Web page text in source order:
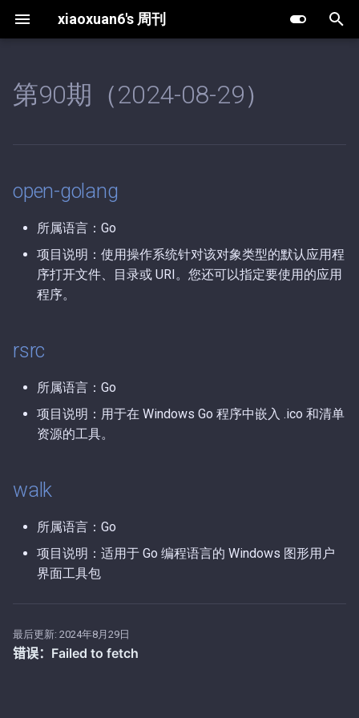
xiaoxuan6's 周刊
入
以
搜
open-golang
walk
第63期（2025-12-30）.md
第61期（2025-12-19）.md
第60期（2025-12-18）.md
第59期（2025-12-16）.md
第58期（2025-12-13）.md
第57期（2025-11-18）.md
第56期（2025-11-17）.md
第55期（2025-11-16）.md
第53期（2025-11-14）.md
第51期（2025-11-07）.md
第49期（2025-10-15）.md
第10期（2026-08-02）.md
第8期（2026-05-13）.md
第7期（2026-04-27）.md
第6期（2026-04-03）.md
第5期（2026-03-15）.md
第4期（2026-01-08）.md
第3期（2026-01-05）.md
第2期（2026-01-04）.md
第90期（2024-08-29）
open-golang
所属语言：Go
项目说明：使用操作系统针对该对象类型的默认应用程
序打开文件、目录或 URI。您还可以指定要使用的应用
程序。
rsrc
所属语言：Go
项目说明：用于在 Windows Go 程序中嵌入 .ico 和清单
资源的工具。
walk
所属语言：Go
项目说明：适用于 Go 编程语言的 Windows 图形用户
界面工具包
最后更新: 2024年8月29日